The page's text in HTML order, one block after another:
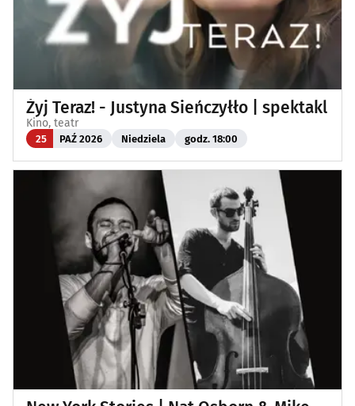
Żyj Teraz! - Justyna Sieńczyłło | spektakl
Kino, teatr
25 PAŹ 2026 Niedziela godz. 18:00